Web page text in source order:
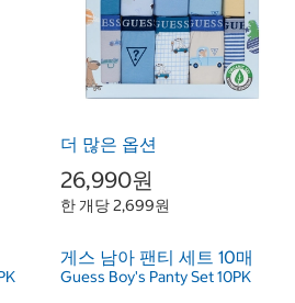
더 많은 옵션
26,990원
한 개당 2,699원
게스 남아 팬티 세트 10매
Guess Boy's Panty Set 10PK